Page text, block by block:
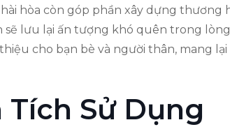
hòa còn góp phần xây dựng
sẽ lưu lại ấn tượng khó quên trong
cho bạn bè và người thân, mang
Sử Dụng